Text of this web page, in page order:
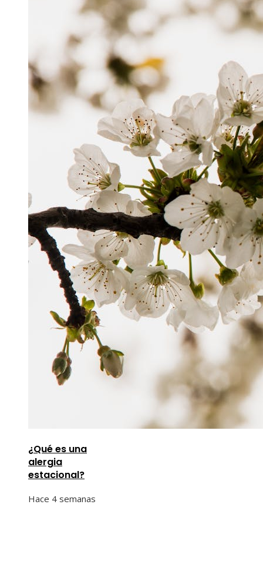
¿Qué es una
alergia
estacional?
Hace 4 semanas